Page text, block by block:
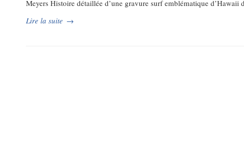
Meyers Histoire détaillée d’une gravure surf emblématique
Lire la suite →